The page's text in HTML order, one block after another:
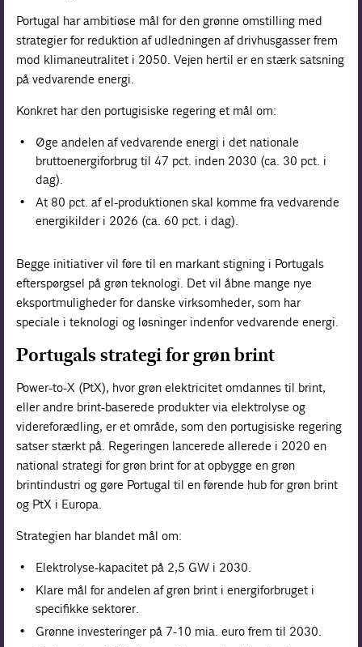
Portugal har ambitiøse mål for den grønne omstilling med
strategier for reduktion af udledningen af drivhusgasser frem
mod klimaneutralitet i 2050. Vejen hertil er en stærk satsning
på vedvarende energi.
Konkret har den portugisiske regering et mål om:
Øge andelen af ​​vedvarende energi i det nationale
bruttoenergiforbrug til 47 pct. inden 2030 (ca. 30 pct. i
dag).
At 80 pct. af el-produktionen skal komme fra vedvarende
energikilder i 2026 (ca. 60 pct. i dag).
Begge initiativer vil føre til en markant stigning i Portugals
efterspørgsel på grøn teknologi. Det vil åbne mange nye
eksportmuligheder for danske virksomheder, som har
speciale i teknologi og løsninger indenfor vedvarende energi.
Portugals strategi for grøn brint
Power-to-X (PtX), hvor grøn elektricitet omdannes til brint,
eller andre brint-baserede produkter via elektrolyse og
videreforædling, er et område, som den portugisiske regering
satser stærkt på. Regeringen lancerede allerede i 2020 en
national strategi for grøn brint for at opbygge en grøn
brintindustri og gøre Portugal til en førende hub for grøn brint
og PtX i Europa.
Strategien har blandet mål om:
Elektrolyse-kapacitet på 2,5 GW i 2030.
Klare mål for andelen af grøn brint i energiforbruget i
specifikke sektorer.
Grønne investeringer på 7-10 mia. euro frem til 2030.